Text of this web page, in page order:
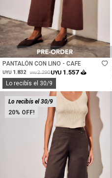
Talle
PANTALÓN CON LINO - CAFE
UYU 1.832 UYU 2.290UYU 1.557
Lo recibís el 30/9
20
Lo recibís el 30/9